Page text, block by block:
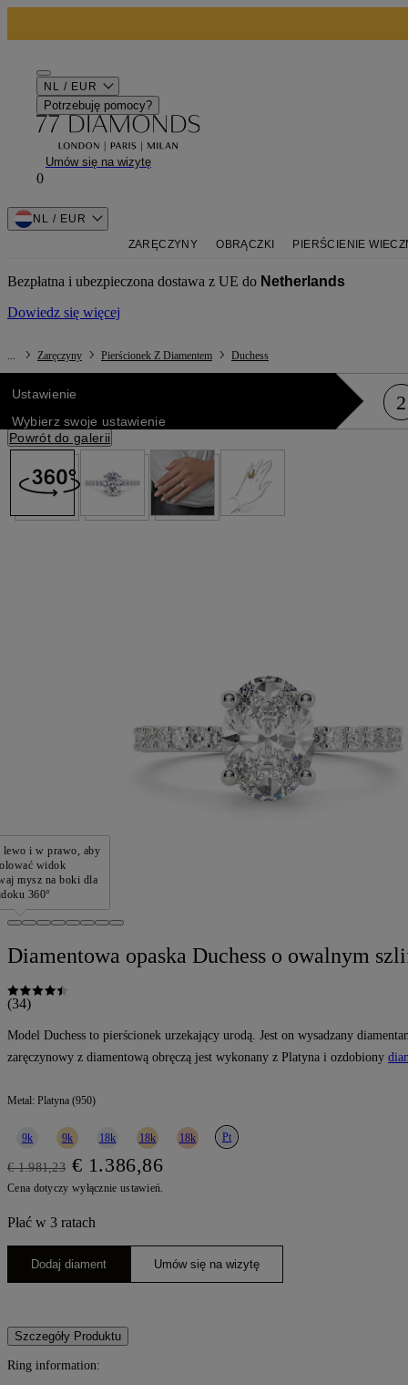
NL / EUR
Potrzebuję pomocy?
Umów się na wizytę
0
NL / EUR
ZARĘCZYNY OBRĄCZKI PIERŚCIENIE
Bezpłatna i ubezpieczona dostawa z UE do Netherlands
Dowiedz się więcej
... Zaręczyny Pierścionek Z Diamentem Duchess
Ustawienie
Wybierz swoje ustawienie
2
Powrót do galerii
lewo i w prawo, aby
widok
mysz na boki dla
360°
Diamentowa opaska Duchess o owalnym
(34)
Model Duchess to pierścionek urzekający urodą. Jest on wysadzany
zaręczynowy z diamentową obręczą jest wykonany z Platyna i ozdobiony
Metal: Platyna (950)
9k 9k 18k 18k 18k Pt
€ 1.981,23 € 1.386,86
Cena dotyczy wyłącznie ustawień.
Płać w 3 ratach
Dodaj diament Umów się na wizytę
Szczegóły Produktu
Ring information: